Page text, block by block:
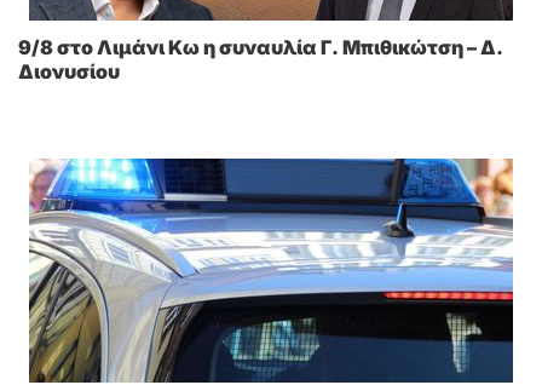
9/8 στο Λιμάνι Κω η συναυλία Γ. Μπιθικώτση – Δ.
Διονυσίου